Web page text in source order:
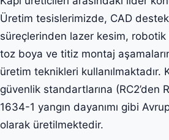
Üretim tesislerimizde, CAD
süreçlerinden lazer kesim,
toz boya ve titiz montaj
üretim teknikleri kullanılmaktadır.
güvenlik standartlarına (RC2’den
1634-1 yangın dayanımı gibi
olarak üretilmektedir.